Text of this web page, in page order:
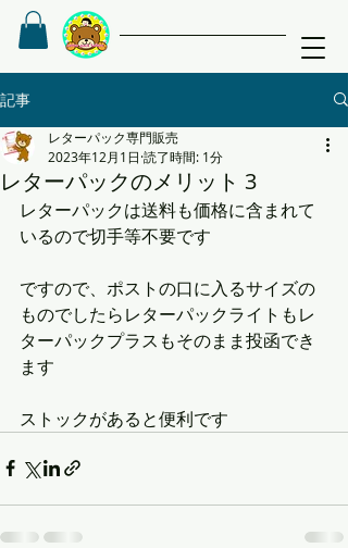
記事
レターパックのメリット 3
レターパック専門販売
2023年12月1日 読了時間: 1分
レターパックは送料も価格に含まれて
いるので切手等不要です
ですので、ポストの口に入るサイズの
ものでしたらレターパックライトもレ
ターパックプラスもそのまま投函でき
ます
ストックがあると便利です